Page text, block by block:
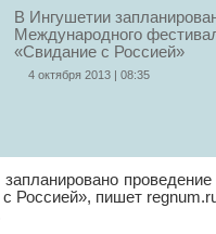
В Ингушетии
Международного
«Свидание с Россией»
4 октября 2013 | 08:35
Россией», пишет